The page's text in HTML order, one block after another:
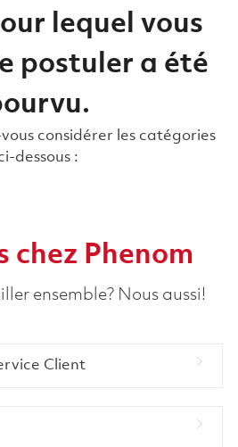
lequel vous
postuler a été
considérer les catégories
dessous :
chez Phenom
ensemble? Nous aussi!
Client